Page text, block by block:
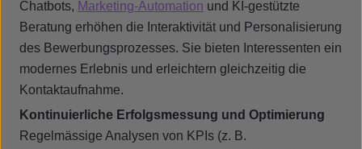
Chatbots, Marketing-Automation und KI-gestützte
Beratung erhöhen die Interaktivität und Personalisierung
des Bewerbungsprozesses. Sie bieten Interessenten ein
modernes Erlebnis und erleichtern gleichzeitig die
Kontaktaufnahme.
Kontinuierliche Erfolgsmessung und Optimierung
Regelmässige Analysen von KPIs (z. B.